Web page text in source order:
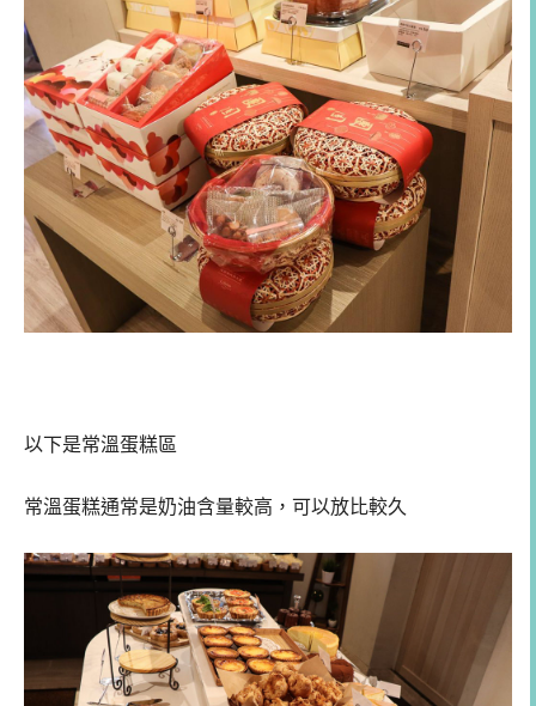
以下是常溫蛋糕區
常溫蛋糕通常是奶油含量較高，可以放比較久